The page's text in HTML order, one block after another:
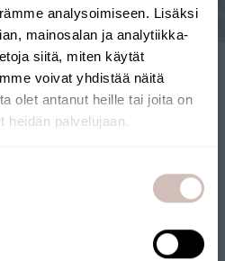
analysoimiseen. Lisäksi
mainosalan ja analytiikka-
siitä, miten käytät
voivat yhdistää näitä
olet antanut heille tai joita on
heidän palvelujaan.
LIGNE
finlandaise et les produits sont
Beaucoup de nos produits portent